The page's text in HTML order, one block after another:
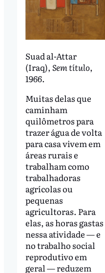
Suad al-Attar
(Iraq), Sem título,
1966.
Muitas delas que
caminham
quilômetros para
trazer água de volta
para casa vivem em
áreas rurais e
trabalham como
trabalhadoras
agrícolas ou
pequenas
agricultoras. Para
elas, as horas gastas
nessa atividade — e
no trabalho social
reprodutivo em
geral — reduzem